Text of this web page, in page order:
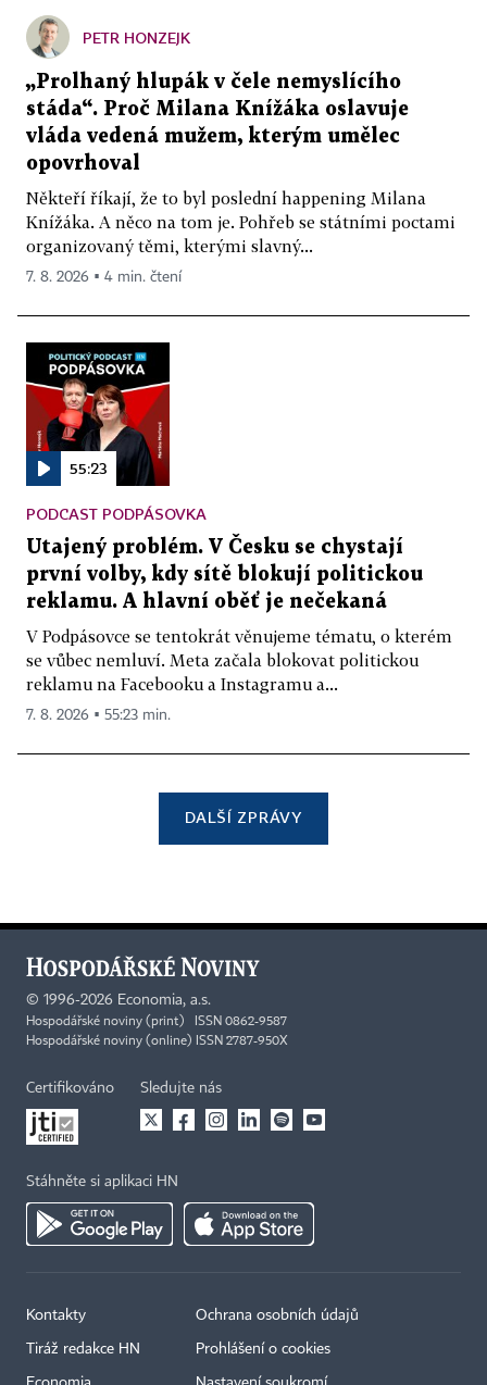
PETR HONZEJK
„Prolhaný hlupák v čele nemyslícího
stáda“. Proč Milana Knížáka oslavuje
vláda vedená mužem, kterým umělec
opovrhoval
Někteří říkají, že to byl poslední happening Milana
Knížáka. A něco na tom je. Pohřeb se státními poctami
organizovaný těmi, kterými slavný...
7. 8. 2026 ▪ 4 min. čtení
55:23
PODCAST PODPÁSOVKA
Utajený problém. V Česku se chystají
první volby, kdy sítě blokují politickou
reklamu. A hlavní oběť je nečekaná
V Podpásovce se tentokrát věnujeme tématu, o kterém
se vůbec nemluví. Meta začala blokovat politickou
reklamu na Facebooku a Instagramu a...
7. 8. 2026 ▪ 55:23 min.
DALŠÍ ZPRÁVY
© 1996-2026 Economia, a.s.
Hospodářské noviny (print) ISSN 0862-9587
Hospodářské noviny (online) ISSN 2787-950X
Certifikováno Sledujte nás
Stáhněte si aplikaci HN
Kontakty
Tiráž redakce HN
Ochrana osobních údajů
Prohlášení o cookies